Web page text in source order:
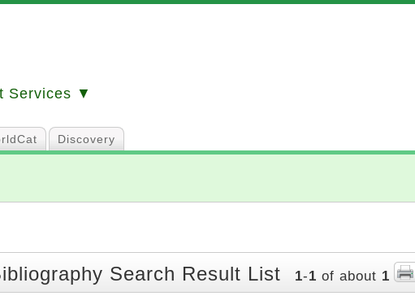
Services ▼
Discovery
Search Result List 1-1 of about 1